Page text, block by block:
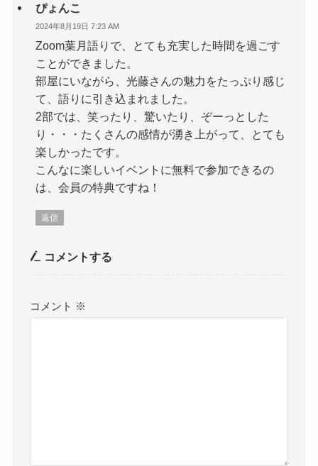
ぴょんこ
2024年8月19日 7:23 AM
Zoom葉月語りで、とても充実した時間を過ごす
ことができました。
部屋にいながら、光藤さんの魅力をたっぷり感じ
て、語りに引き込まれました。
2部では、笑ったり、驚いたり、ぞーっとした
り・・・たくさんの感情が湧き上がって、とても
楽しかったです。
こんなに楽しいイベントに無料で参加できるの
は、会員の特典ですね！
返信
コメントする
コメント ※